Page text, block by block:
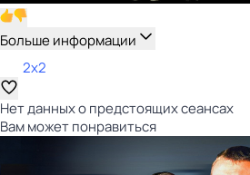
Больше информации
2x2
Нет данных о предстоящих сеансах
Вам может понравиться